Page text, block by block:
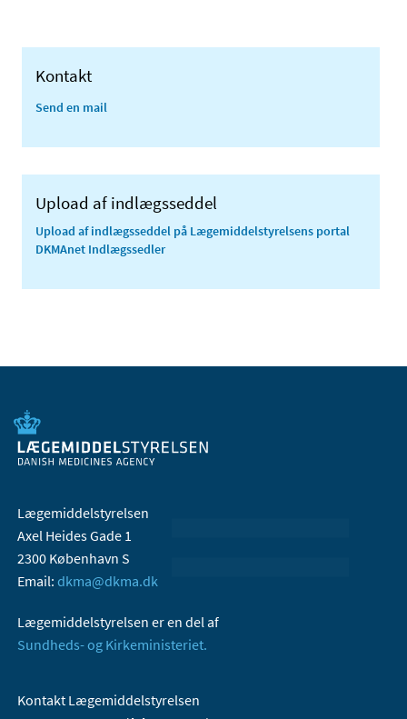
Kontakt
Send en mail
Upload af indlægsseddel
Upload af indlægsseddel på Lægemiddelstyrelsens portal
DKMAnet Indlægssedler
Lægemiddelstyrelsen
Axel Heides Gade 1
2300 København S
Email: dkma@dkma.dk
Lægemiddelstyrelsen er en del af
Sundheds- og Kirkeministeriet.
Kontakt Lægemiddelstyrelsen